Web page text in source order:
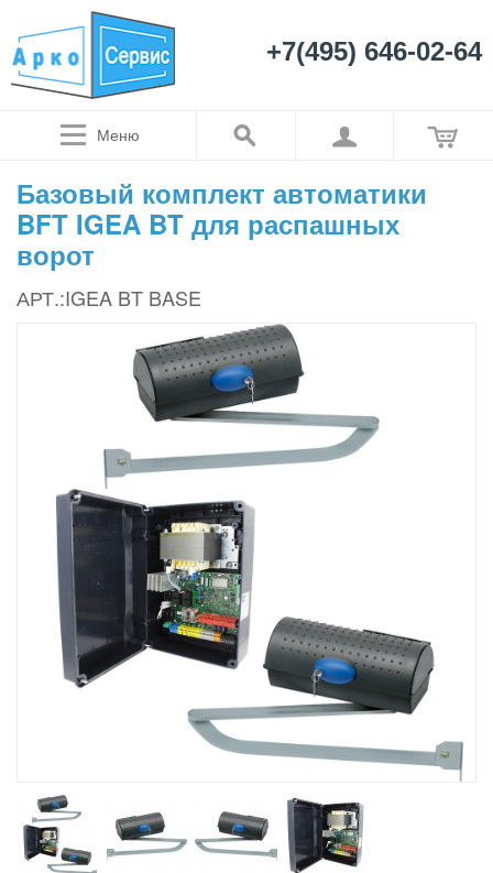
+7(495) 646-02-64
Меню
Базовый комплект автоматики
BFT IGEA BT для распашных
ворот
АРТ.:IGEA BT BASE